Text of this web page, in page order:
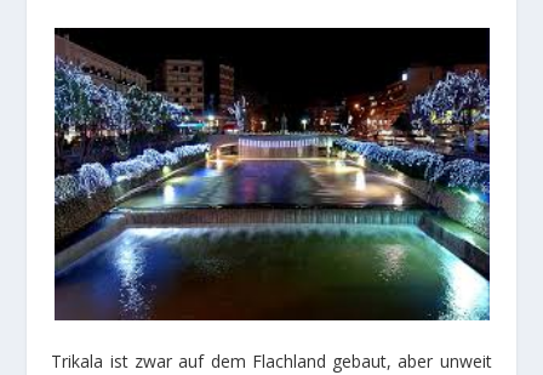
Trikala ist zwar auf dem Flachland gebaut, aber unweit